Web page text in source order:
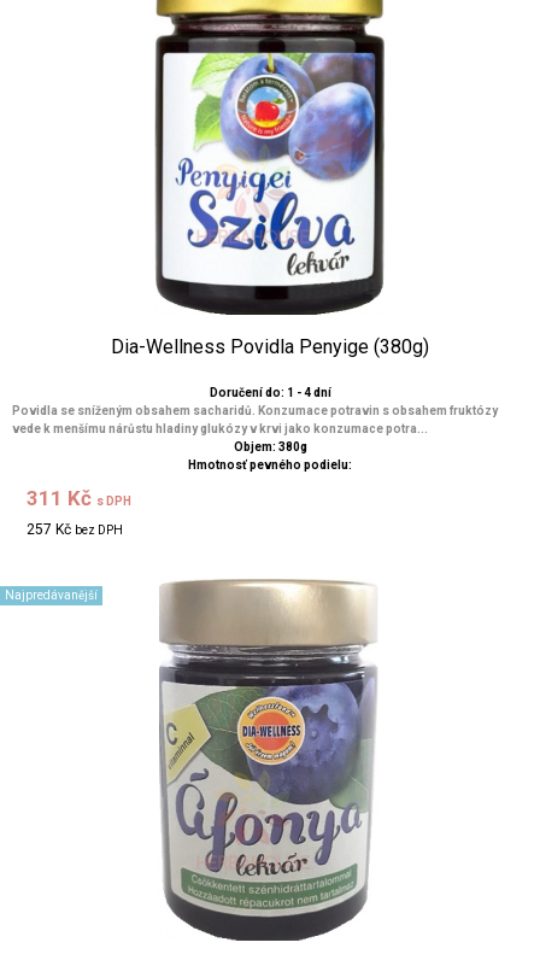
Dia-Wellness Povidla Penyige (380g)
Doručení do: 1 - 4 dní
Povidla se sníženým obsahem sacharidů. Konzumace potravin s obsahem fruktózy
vede k menšímu nárůstu hladiny glukózy v krvi jako konzumace potra...
Objem: 380g
Hmotnosť pevného podielu:
311 Kč s DPH
257 Kč bez DPH
Najpredávanější